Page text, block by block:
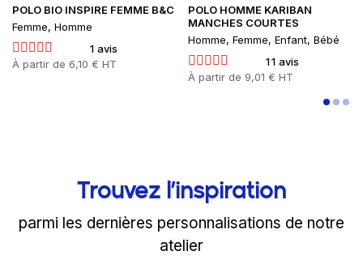
POLO BIO INSPIRE FEMME B&C
Femme, Homme
1 avis
Prix
À partir de 6,10 € HT
POLO HOMME KARIBAN
MANCHES COURTES
Homme, Femme, Enfant, Bébé
11 avis
Prix
À partir de 9,01 € HT
Trouvez l’inspiration
parmi les dernières personnalisations de notre
atelier